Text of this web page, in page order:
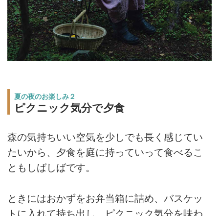
夏の夜のお楽しみ２
ピクニック気分で夕食
森の気持ちいい空気を少しでも長く感じてい
たいから、夕食を庭に持っていって食べるこ
ともしばしばです。
ときにはおかずをお弁当箱に詰め、バスケッ
トに入れて持ち出し、ピクニック気分を味わ